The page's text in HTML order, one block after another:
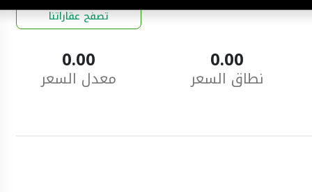
تصفح عقاراتنا
0.00
نطاق السعر
0.00
معدل السعر